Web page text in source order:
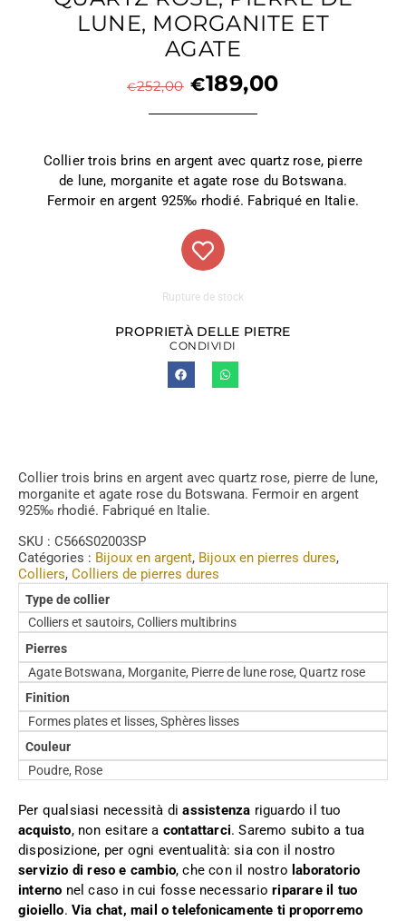
LUNE, MORGANITE ET
AGATE
€252,00 €189,00
Collier trois brins en argent avec quartz rose, pierre
de lune, morganite et agate rose du Botswana.
Fermoir en argent 925‰ rhodié. Fabriqué en Italie.
Rupture de stock
PROPRIETÀ DELLE PIETRE
CONDIVIDI
Collier trois brins en argent avec quartz rose, pierre de lune,
morganite et agate rose du Botswana. Fermoir en argent
925‰ rhodié. Fabriqué en Italie.
SKU : C566S02003SP
Catégories : Bijoux en argent, Bijoux en pierres dures,
Colliers, Colliers de pierres dures
Type de collier
Colliers et sautoirs, Colliers multibrins
Pierres
Agate Botswana, Morganite, Pierre de lune rose, Quartz rose
Finition
Formes plates et lisses, Sphères lisses
Couleur
Poudre, Rose
Per qualsiasi necessità diassistenza riguardo il tuo
acquisto, non esitare a contattarci. Saremo subito a tua
disposizione, per ogni eventualità: sia con il nostro
servizio di reso e cambio, che con il nostro laboratorio
interno nel caso in cui fosse necessarioriparare il tuo
gioiello.Via chat, mail o telefonicamente ti proporremo